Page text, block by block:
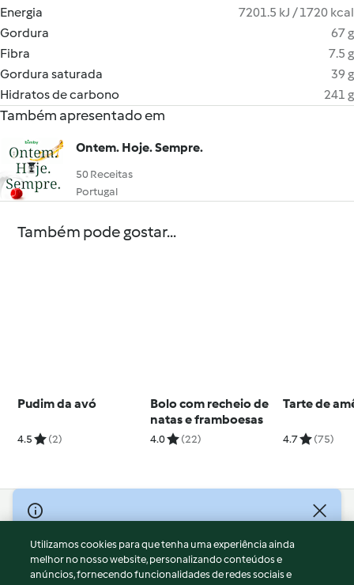
Energia
7201.5 kJ / 1720 kcal
Gordura
67 g
Fibra
7.5 g
Gordura saturada
39 g
Hidratos de carbono
241 g
Também apresentado em
Ontem. Hoje. Sempre.
50 Receitas
Portugal
Também pode gostar...
Pudim da avó
4.5 (2)
Bolo com recheio de
natas e framboesas
4.0 (22)
Tarte de
4.7 (75)
© Copyright 2026
Termos de Utilização
Aviso sobre Proteção de Dados
Utilizamos cookies para que tenha uma experiência ainda
melhor no nosso website, personalizando conteúdos e
anúncios, fornecendo funcionalidades de redes sociais e